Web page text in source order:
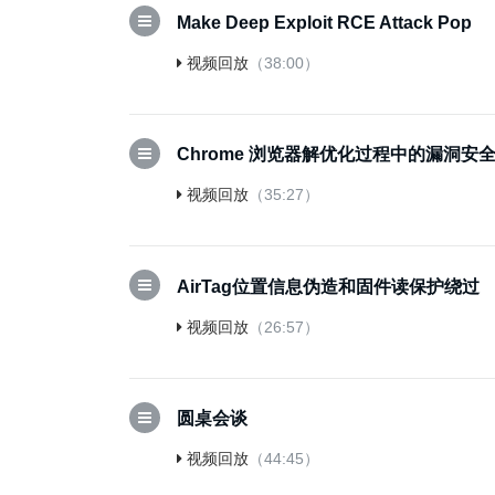
Make Deep Exploit RCE Attack Pop
视频回放 （38:00）
Chrome 浏览器解优化过程中的漏洞安
视频回放 （35:27）
AirTag位置信息伪造和固件读保护绕过
视频回放 （26:57）
圆桌会谈
视频回放 （44:45）